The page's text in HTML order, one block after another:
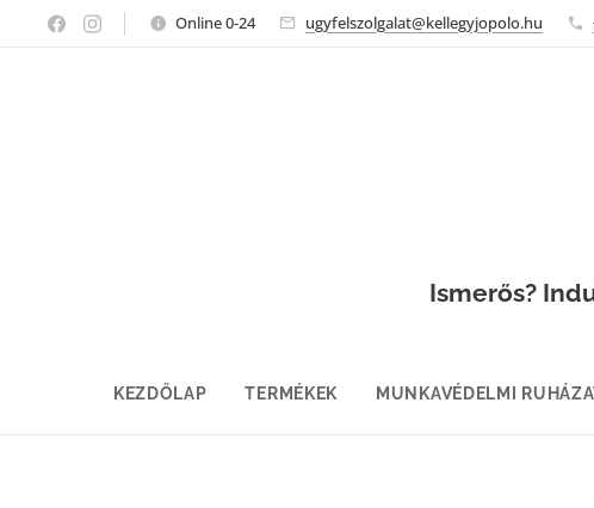
Online 0-24 ugyfelszolgalat@kellegyjopolo.hu
Ismerős?
KEZDŐLAP TERMÉKEK MUNKAVÉDELMI